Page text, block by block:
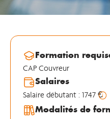
Formation
CAP Couvreur
Salaires
Salaire débutant : 1747 €
Modalités de